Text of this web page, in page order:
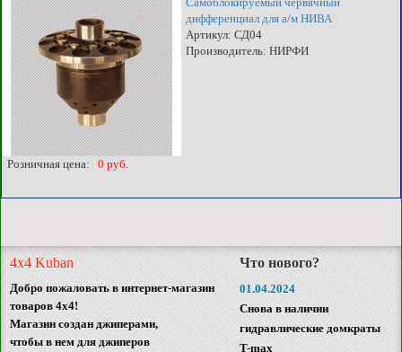
дифференциал для а/м НИВА
Артикул: СД04
Производитель: НИРФИ
Розничная цена: 0 руб.
4x4 Kuban
Добро пожаловать в интернет-магазин
товаров 4x4!
Магазин создан джиперами,
чтобы в нем для джиперов
Что нового?
01.04.2024
Снова в наличии
гидравлические домкраты
T-max